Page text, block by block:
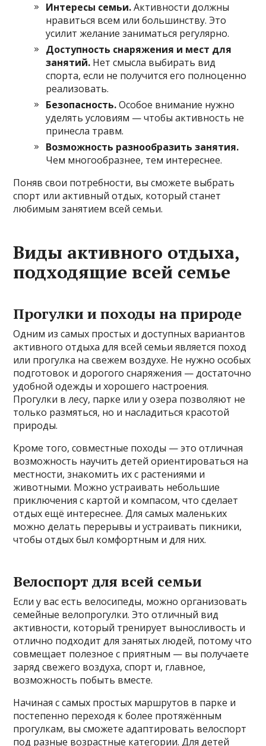
Интересы семьи.Активности должны
нравиться всем или большинству. Это
усилит желание заниматься регулярно.
Доступность снаряжения и мест для
занятий. Нет смысла выбирать вид
спорта, если не получится его полноценно
реализовать.
Безопасность.Особое внимание нужно
уделять условиям — чтобы активность не
принесла травм.
Возможность разнообразить занятия.
Чем многообразнее, тем интереснее.
Поняв свои потребности, вы сможете выбрать
спорт или активный отдых, который станет
любимым занятием всей семьи.
Виды активного отдыха,
подходящие всей семье
Прогулки и походы на природе
Одним из самых простых и доступных вариантов
активного отдыха для всей семьи является поход
или прогулка на свежем воздухе. Не нужно особых
подготовок и дорогого снаряжения — достаточно
удобной одежды и хорошего настроения.
Прогулки в лесу, парке или у озера позволяют не
только размяться, но и насладиться красотой
природы.
Кроме того, совместные походы — это отличная
возможность научить детей ориентироваться на
местности, знакомить их с растениями и
животными. Можно устраивать небольшие
приключения с картой и компасом, что сделает
отдых ещё интереснее. Для самых маленьких
можно делать перерывы и устраивать пикники,
чтобы отдых был комфортным и для них.
Велоспорт для всей семьи
Если у вас есть велосипеды, можно организовать
семейные велопрогулки. Это отличный вид
активности, который тренирует выносливость и
отлично подходит для занятых людей, потому что
совмещает полезное с приятным — вы получаете
заряд свежего воздуха, спорт и, главное,
возможность побыть вместе.
Начиная с самых простых маршрутов в парке и
постепенно переходя к более протяжённым
прогулкам, вы сможете адаптировать велоспорт
под разные возрастные категории. Для детей